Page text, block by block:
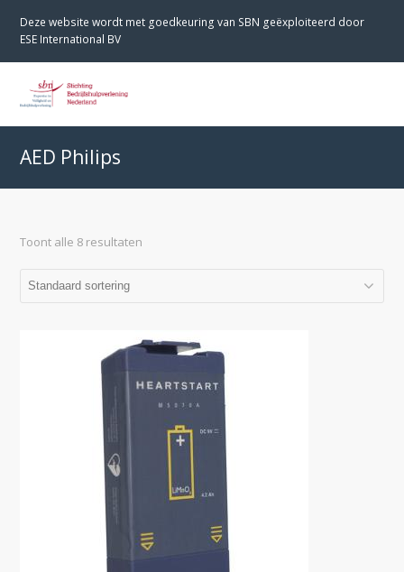
Deze website wordt met goedkeuring van SBN geëxploiteerd door
ESE International BV
AED Philips
Toont alle 8 resultaten